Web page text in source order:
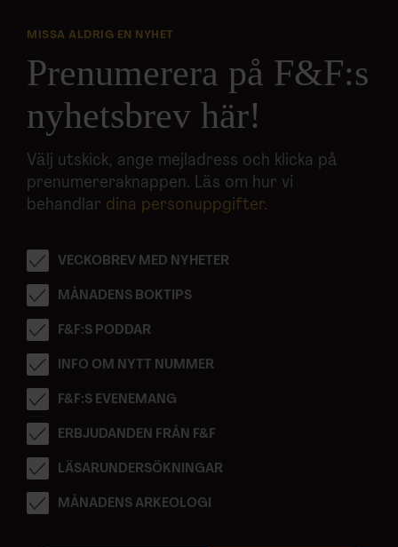
MISSA ALDRIG EN NYHET
Prenumerera på F&F:s
nyhetsbrev här!
Välj utskick, ange mejladress och klicka på
prenumereraknappen. Läs om hur vi
behandlar dina personuppgifter.
VECKOBREV MED NYHETER
MÅNADENS BOKTIPS
F&F:S PODDAR
INFO OM NYTT NUMMER
F&F:S EVENEMANG
ERBJUDANDEN FRÅN F&F
LÄSARUNDERSÖKNINGAR
MÅNADENS ARKEOLOGI